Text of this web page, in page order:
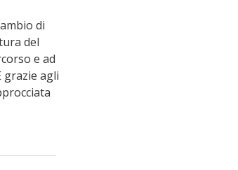
di
del
e ad
grazie agli